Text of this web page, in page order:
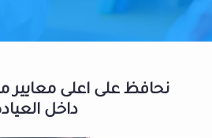
نحافظ على اعلى معايير
داخل